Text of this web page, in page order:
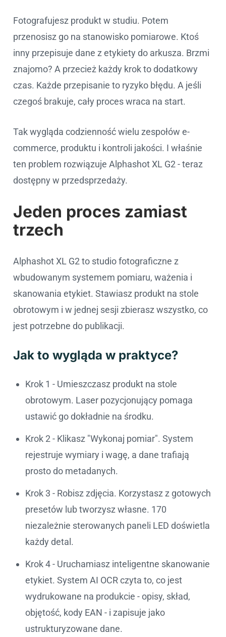
Fotografujesz produkt w studiu. Potem
przenosisz go na stanowisko pomiarowe. Ktoś
inny przepisuje dane z etykiety do arkusza. Brzmi
znajomo? A przecież każdy krok to dodatkowy
czas. Każde przepisanie to ryzyko błędu. A jeśli
czegoś brakuje, cały proces wraca na start.
Tak wygląda codzienność wielu zespołów e-
commerce, produktu i kontroli jakości. I właśnie
ten problem rozwiązuje Alphashot XL G2 - teraz
dostępny w przedsprzedaży.
Jeden proces zamiast
trzech
Alphashot XL G2 to studio fotograficzne z
wbudowanym systemem pomiaru, ważenia i
skanowania etykiet. Stawiasz produkt na stole
obrotowym i w jednej sesji zbierasz wszystko, co
jest potrzebne do publikacji.
Jak to wygląda w praktyce?
Krok 1 - Umieszczasz produkt na stole
obrotowym. Laser pozycjonujący pomaga
ustawić go dokładnie na środku.
Krok 2 - Klikasz "Wykonaj pomiar". System
rejestruje wymiary i wagę, a dane trafiają
prosto do metadanych.
Krok 3 - Robisz zdjęcia. Korzystasz z gotowych
presetów lub tworzysz własne. 170
niezależnie sterowanych paneli LED doświetla
każdy detal.
Krok 4 - Uruchamiasz inteligentne skanowanie
etykiet. System AI OCR czyta to, co jest
wydrukowane na produkcie - opisy, skład,
objętość, kody EAN - i zapisuje jako
ustrukturyzowane dane.